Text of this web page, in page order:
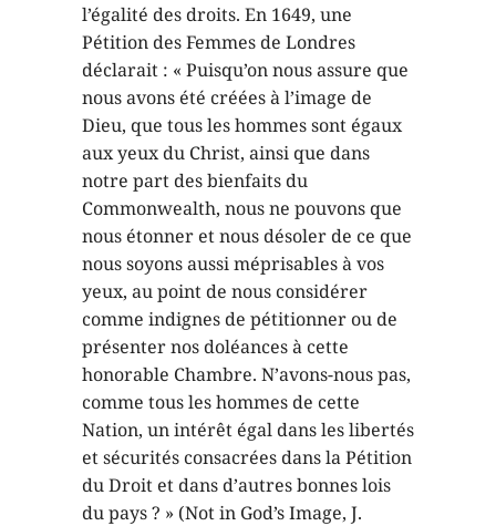
l’égalité des droits. En 1649, une
Pétition des Femmes de Londres
déclarait : « Puisqu’on nous assure que
nous avons été créées à l’image de
Dieu, que tous les hommes sont égaux
aux yeux du Christ, ainsi que dans
notre part des bienfaits du
Commonwealth, nous ne pouvons que
nous étonner et nous désoler de ce que
nous soyons aussi méprisables à vos
yeux, au point de nous considérer
comme indignes de pétitionner ou de
présenter nos doléances à cette
honorable Chambre. N’avons-nous pas,
comme tous les hommes de cette
Nation, un intérêt égal dans les libertés
et sécurités consacrées dans la Pétition
du Droit et dans d’autres bonnes lois
du pays ? » (Not in God’s Image, J.